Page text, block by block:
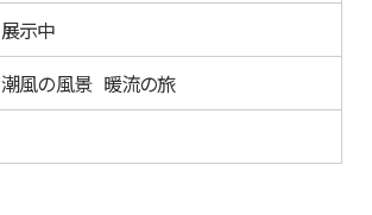
展示中
潮風の風景 暖流の旅